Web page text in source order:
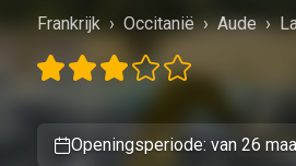
Frankrijk › Occitanië › Aude ›
Openingsperiode: van 26